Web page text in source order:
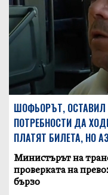
ШОФЬОРЪТ, ОСТАВИЛ
ПОТРЕБНОСТИ ДА
ПЛАТЯТ БИЛЕТА, НО
Министърът на
проверката на
бързо